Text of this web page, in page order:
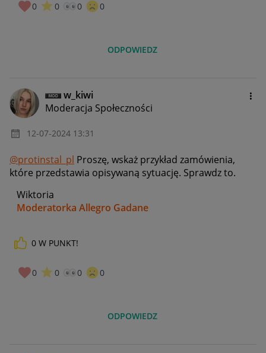
0 0 0 0
ODPOWIEDZ
w_kiwi
Moderacja Społeczności
‎12-07-2024 13:31
@protinstal_pl Proszę, wskaż przykład zamówienia,
które przedstawia opisywaną sytuację. Sprawdz to.
Wiktoria
Moderatorka Allegro Gadane
0 W PUNKT!
0 0 0 0
ODPOWIEDZ